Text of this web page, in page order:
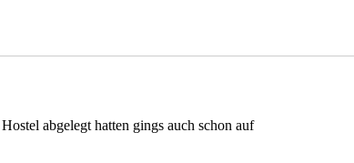
abgelegt hatten gings auch schon auf